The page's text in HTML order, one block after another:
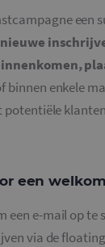
een
nieuwe
binnen enkele
potentiële
een
een e-mail op te
via de